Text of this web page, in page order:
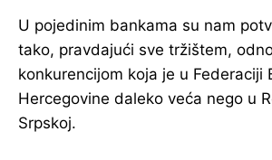
U pojedinim bankama su nam
tako, pravdajući sve tržištem,
konkurencijom koja je u Federaciji
Hercegovine daleko veća nego u
Srpskoj.